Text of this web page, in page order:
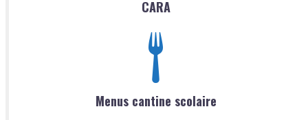
CARA
Menus cantine scolaire